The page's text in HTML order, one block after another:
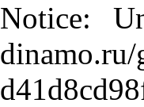
Notice: